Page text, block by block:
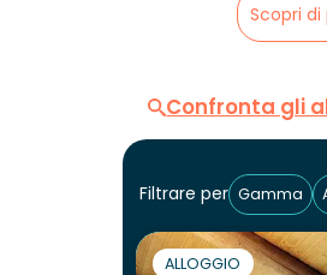
Scopri di
Confronta gli
Filtrare per Gamma
ALLOGGIO